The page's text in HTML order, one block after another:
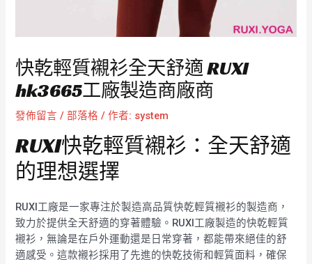
快乾輕質襯衫全天舒適 RUXI
hk3665工廠製造商廠商
發佈留言 /部落格 / 作者: system
RUXI快乾輕質襯衫：全天舒適
的理想選擇
RUXI工廠是一家專注於製造高品質快乾輕質襯衫的製造商，
致力於提供全天舒適的穿著體驗。RUXI工廠製造的快乾輕質
襯衫，無論是在戶外運動還是日常穿著，都能帶來絕佳的舒
適感受。這款襯衫採用了先進的快乾技術和輕質面料，確保